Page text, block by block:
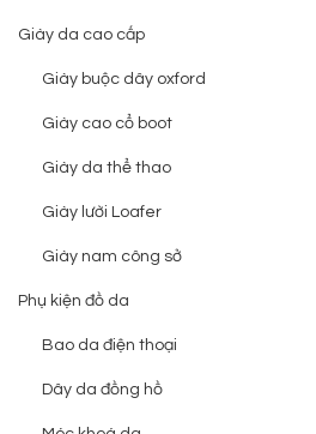
Giày da cao cấp
Giày buộc dây oxford
Giày cao cổ boot
Giày da thể thao
Giày lười Loafer
Giày nam công sở
Phụ kiện đồ da
Bao da điện thoại
Dây da đồng hồ